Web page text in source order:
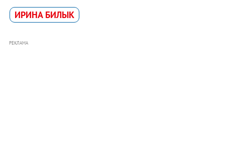
ИРИНА БИЛЫК
РЕКЛАМА